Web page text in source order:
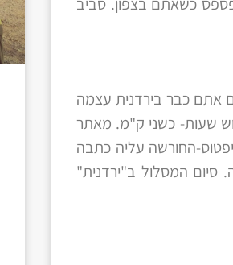
אתם כבר בירדנית עצמה
שעות- כשני ק"מ. מאתר
החורשה עליה כתבה
המסלול ב"ירדנית"